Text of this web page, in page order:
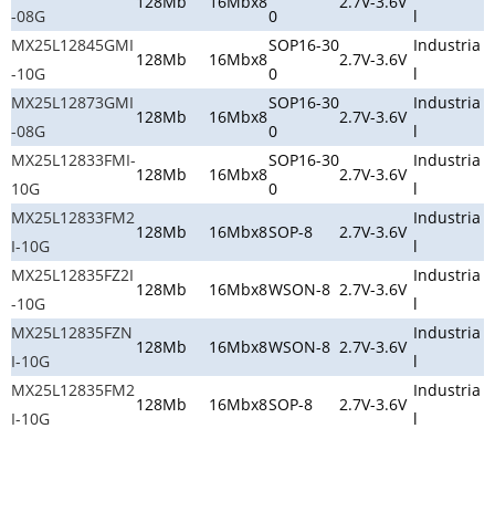
-08G
0
l
MX25L12845GMI
-10G
128Mb 16Mbx8
SOP16-30
0
2.7V-3.6V
Industria
l
MX25L12873GMI
-08G
128Mb 16Mbx8
SOP16-30
0
2.7V-3.6V
Industria
l
MX25L12833FMI-
10G
128Mb 16Mbx8
SOP16-30
0
2.7V-3.6V
Industria
l
MX25L12833FM2
I-10G
128Mb 16Mbx8SOP-8 2.7V-3.6V
Industria
l
MX25L12835FZ2I
-10G
128Mb 16Mbx8WSON-8 2.7V-3.6V
Industria
l
MX25L12835FZN
I-10G
128Mb 16Mbx8WSON-8 2.7V-3.6V
Industria
l
MX25L12835FM2
I-10G
128Mb 16Mbx8SOP-8 2.7V-3.6V
Industria
l